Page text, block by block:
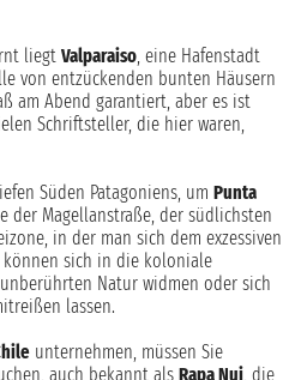
liegt Valparaiso , eine Hafenstadt
von entzückenden bunten Häusern
am Abend garantiert, aber es ist
Schriftsteller, die hier waren,
Süden Patagoniens, um Punta
der Magellanstraße, der südlichsten
in der man sich dem exzessiven
können sich in die koloniale
Natur widmen oder sich
lassen.
unternehmen, müssen Sie
auch bekannt als Rapa Nui , die